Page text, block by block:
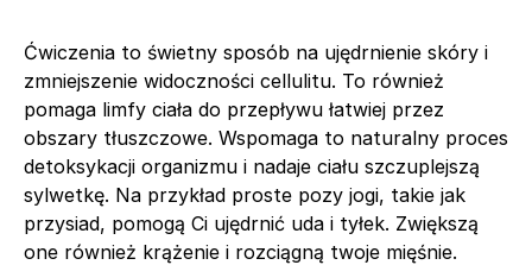
Ćwiczenia to świetny sposób na ujędrnienie skóry i
zmniejszenie widoczności cellulitu. To również
pomaga limfy ciała do przepływu łatwiej przez
obszary tłuszczowe. Wspomaga to naturalny proces
detoksykacji organizmu i nadaje ciału szczuplejszą
sylwetkę. Na przykład proste pozy jogi, takie jak
przysiad, pomogą Ci ujędrnić uda i tyłek. Zwiększą
one również krążenie i rozciągną twoje mięśnie.